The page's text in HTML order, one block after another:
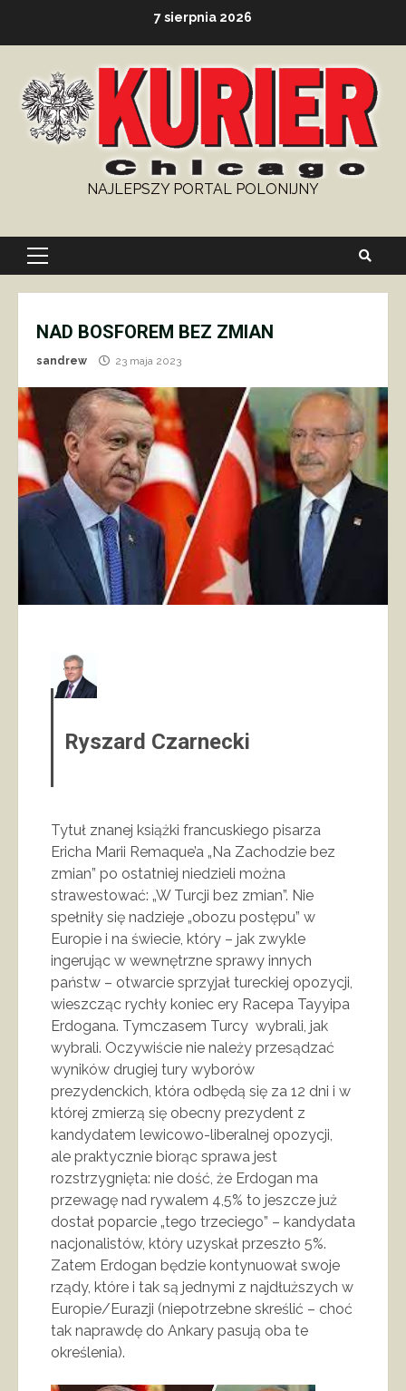
7 sierpnia 2026
NAJLEPSZY PORTAL POLONIJNY
Primary
NAD BOSFOREM BEZ ZMIAN
sandrew 23 maja 2023
Ryszard Czarnecki
Tytuł znanej książki francuskiego pisarza
Ericha Marii Remaque’a „Na Zachodzie bez
zmian” po ostatniej niedzieli można
strawestować: „W Turcji bez zmian”. Nie
spełniły się nadzieje „obozu postępu” w
Europie i na świecie, który – jak zwykle
ingerując w wewnętrzne sprawy innych
państw – otwarcie sprzyjał tureckiej opozycji,
wieszcząc rychły koniec ery Racepa Tayyipa
Erdogana. Tymczasem Turcy wybrali, jak
wybrali. Oczywiście nie należy przesądzać
wyników drugiej tury wyborów
prezydenckich, która odbędą się za 12 dni i w
której zmierzą się obecny prezydent z
kandydatem lewicowo-liberalnej opozycji,
ale praktycznie biorąc sprawa jest
rozstrzygnięta: nie dość, że Erdogan ma
przewagę nad rywalem 4,5% to jeszcze już
dostał poparcie „tego trzeciego” – kandydata
nacjonalistów, który uzyskał przeszło 5%.
Zatem Erdogan będzie kontynuował swoje
rządy, które i tak są jednymi z najdłuższych w
Europie/Eurazji (niepotrzebne skreślić – choć
tak naprawdę do Ankary pasują oba te
określenia).